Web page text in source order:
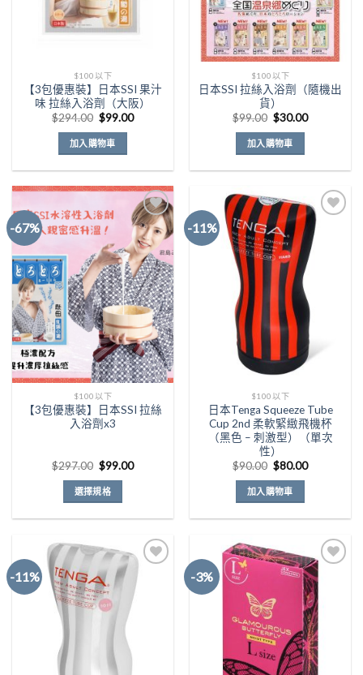
$100以下
【3包優惠裝】日本SSI 果汁
味 拉絲入浴劑（大阪）
$294.00 原
始
價
格：
$294.00。
$99.00目
加入購物車
$100以下
日本SSI 拉絲入浴劑（隨機出
貨）
$99.00 原
始
價
格：
$99.00。
$30.00目
加入購物車
-67%
Add to
Wishlist
$100以下
【3包優惠裝】日本SSI 拉絲
入浴劑x3
$297.00 原
始
價
格：
$297.00。
$99.00目
選擇規格
品
多
種
款
-11%
Wishlist
$100以下
日本Tenga Squeeze Tube
Cup 2nd 柔軟緊緻飛機杯
（黑色 – 刺激型）（單次
性）
$90.00 原
始
價
格：
$90.00。
$80.00目
加入購物車
-11% -3%
Add to
Wishlist